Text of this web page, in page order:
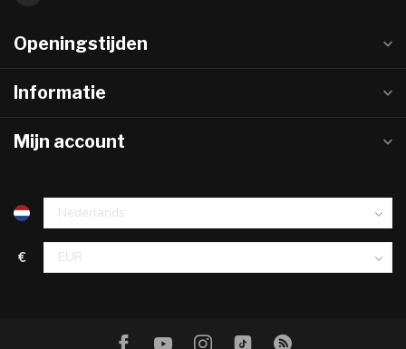
Openingstijden
Informatie
Mijn account
€